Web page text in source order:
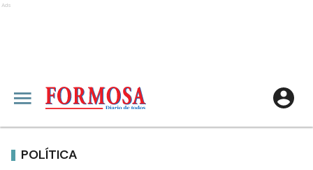
Ads
POLÍTICA